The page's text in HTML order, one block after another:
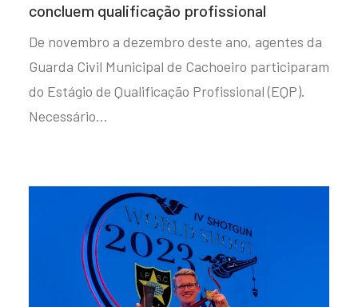
concluem qualificação profissional
De novembro a dezembro deste ano, agentes da
Guarda Civil Municipal de Cachoeiro participaram
do Estágio de Qualificação Profissional (EQP).
Necessário…